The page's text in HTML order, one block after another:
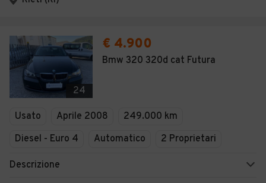
24
€ 4.900
Bmw 320 320d cat Futura
Usato Aprile 2008
249.000 km
Diesel - Euro 4
Automatico 2 Proprietari
Descrizione